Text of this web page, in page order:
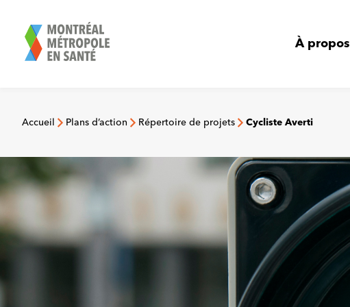
contenu
À propos
Accueil Plans d’action Répertoire de projets Cycliste Averti